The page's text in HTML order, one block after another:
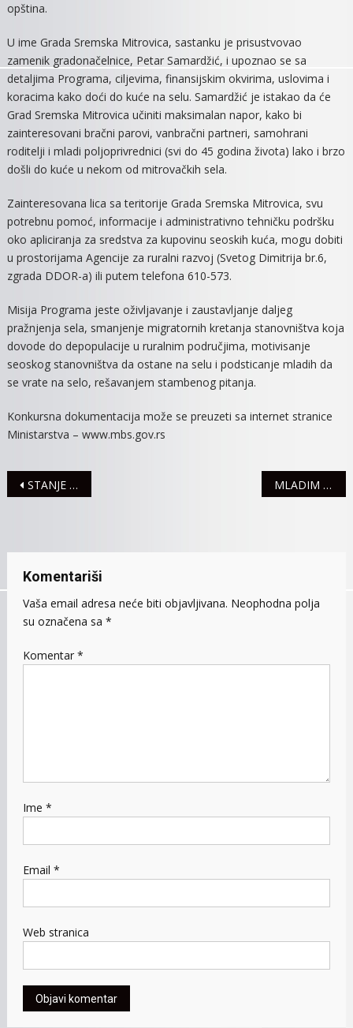
opština.
U ime Grada Sremska Mitrovica, sastanku je prisustvovao
zamenik gradonačelnice, Petar Samardžić, i upoznao se sa
detaljima Programa, ciljevima, finansijskim okvirima, uslovima i
koracima kako doći do kuće na selu. Samardžić je istakao da će
Grad Sremska Mitrovica učiniti maksimalan napor, kako bi
zainteresovani bračni parovi, vanbračni partneri, samohrani
roditelji i mladi poljoprivrednici (svi do 45 godina života) lako i brzo
došli do kuće u nekom od mitrovačkih sela.
Zainteresovana lica sa teritorije Grada Sremska Mitrovica, svu
potrebnu pomoć, informacije i administrativno tehničku podršku
oko apliciranja za sredstva za kupovinu seoskih kuća, mogu dobiti
u prostorijama Agencije za ruralni razvoj (Svetog Dimitrija br.6,
zgrada DDOR-a) ili putem telefona 610-573.
Misija Programa jeste oživljavanje i zaustavljanje daljeg
pražnjenja sela, smanjenje migratornih kretanja stanovništva koja
dovode do depopulacije u ruralnim područjima, motivisanje
seoskog stanovništva da ostane na selu i podsticanje mladih da
se vrate na selo, rešavanjem stambenog pitanja.
Konkursna dokumentacija može se preuzeti sa internet stranice
Ministarstva – www.mbs.gov.rs
Navigacija
STANJE NA SREMSKIM PUTEVIMA MLADIM POLJOPRIVREDNICIMA U VOJVODINI BESPOVRATNO 200 MILIONA DINARA
Komentariši
Vaša email adresa neće biti objavljivana. Neophodna polja
su označena sa *
Komentar *
Ime *
Email *
Web stranica